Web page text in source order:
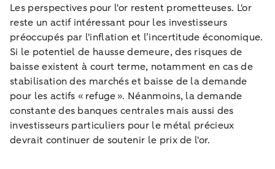
Les perspectives pour l'or restent prometteuses. L'or
reste un actif intéressant pour les investisseurs
préoccupés par l'inflation et l’incertitude économique.
Si le potentiel de hausse demeure, des risques de
baisse existent à court terme, notamment en cas de
stabilisation des marchés et baisse de la demande
pour les actifs « refuge ». Néanmoins, la demande
constante des banques centrales mais aussi des
investisseurs particuliers pour le métal précieux
devrait continuer de soutenir le prix de l'or.